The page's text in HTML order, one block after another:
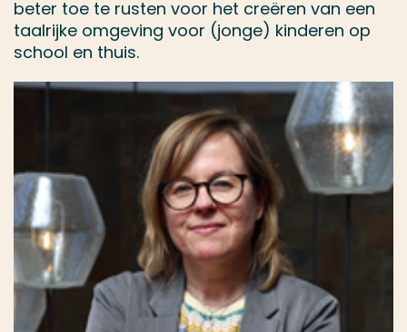
beter toe te rusten voor het creëren van een
taalrijke omgeving voor (jonge) kinderen op
school en thuis.